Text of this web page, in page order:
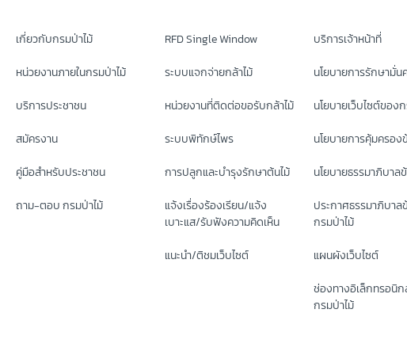
เกี่ยวกับกรมป่าไม้
หน่วยงานภายในกรมป่าไม้
บริการประชาชน
สมัครงาน
คู่มือสำหรับประชาชน
ถาม-ตอบ กรมป่าไม้
RFD Single Window
ระบบแจกจ่ายกล้าไม้
หน่วยงานที่ติดต่อขอรับกล้าไม้
ระบบพิทักษ์ไพร
การปลูกและบำรุงรักษาต้นไม้
แจ้งเรื่องร้องเรียน/แจ้ง
เบาะแส/รับฟังความคิดเห็น
แนะนำ/ติชมเว็บไซต์
บริการเจ้าหน้าที่
นโยบายการรักษามั่
นโยบายเว็บไซต์ของ
นโยบายการคุ้มครอ
นโยบายธรรมาภิบาล
ประกาศธรรมาภิบา
กรมป่าไม้
แผนผังเว็บไซต์
ช่องทางอิเล็กทรอนิ
กรมป่าไม้